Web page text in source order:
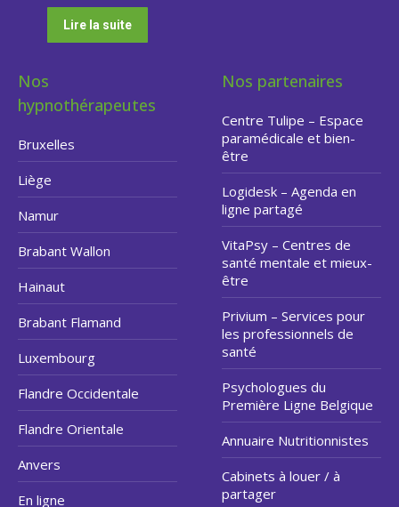
Lire la suite
Nos
hypnothérapeutes
Bruxelles
Liège
Namur
Brabant Wallon
Hainaut
Brabant Flamand
Luxembourg
Flandre Occidentale
Flandre Orientale
Anvers
En ligne
Nos partenaires
Centre Tulipe – Espace
paramédicale et bien-
être
Logidesk – Agenda en
ligne partagé
VitaPsy – Centres de
santé mentale et mieux-
être
Privium – Services pour
les professionnels de
santé
Psychologues du
Première Ligne Belgique
Annuaire Nutritionnistes
Cabinets à louer / à
partager